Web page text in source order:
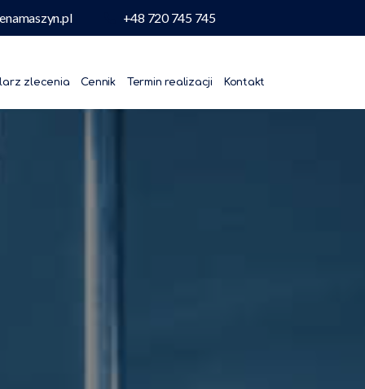
+48 720 745 745
zlecenia Cennik Termin realizacji Kontakt